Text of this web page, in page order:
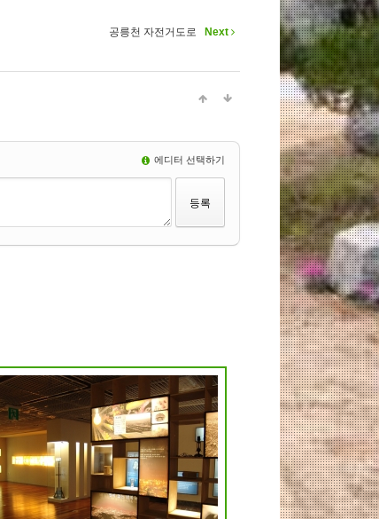
공릉천 자전거도로 Next
에디터 선택하기